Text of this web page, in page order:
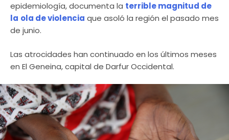
epidemiología, documenta la terrible magnitud de
la ola de violencia que asoló la región el pasado mes
de junio.
Las atrocidades han continuado en los últimos meses
en El Geneina, capital de Darfur Occidental.